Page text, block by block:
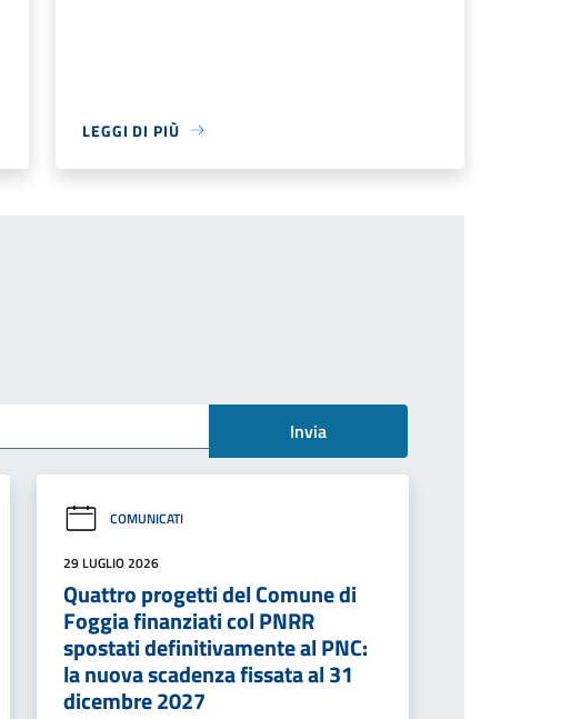
LEGGI DI PIÙ
Invia
COMUNICATI
29 LUGLIO 2026
Quattro progetti del Comune di
Foggia finanziati col PNRR
spostati definitivamente al PNC:
la nuova scadenza fissata al 31
dicembre 2027